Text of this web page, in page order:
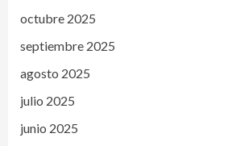
octubre 2025
septiembre 2025
agosto 2025
julio 2025
junio 2025